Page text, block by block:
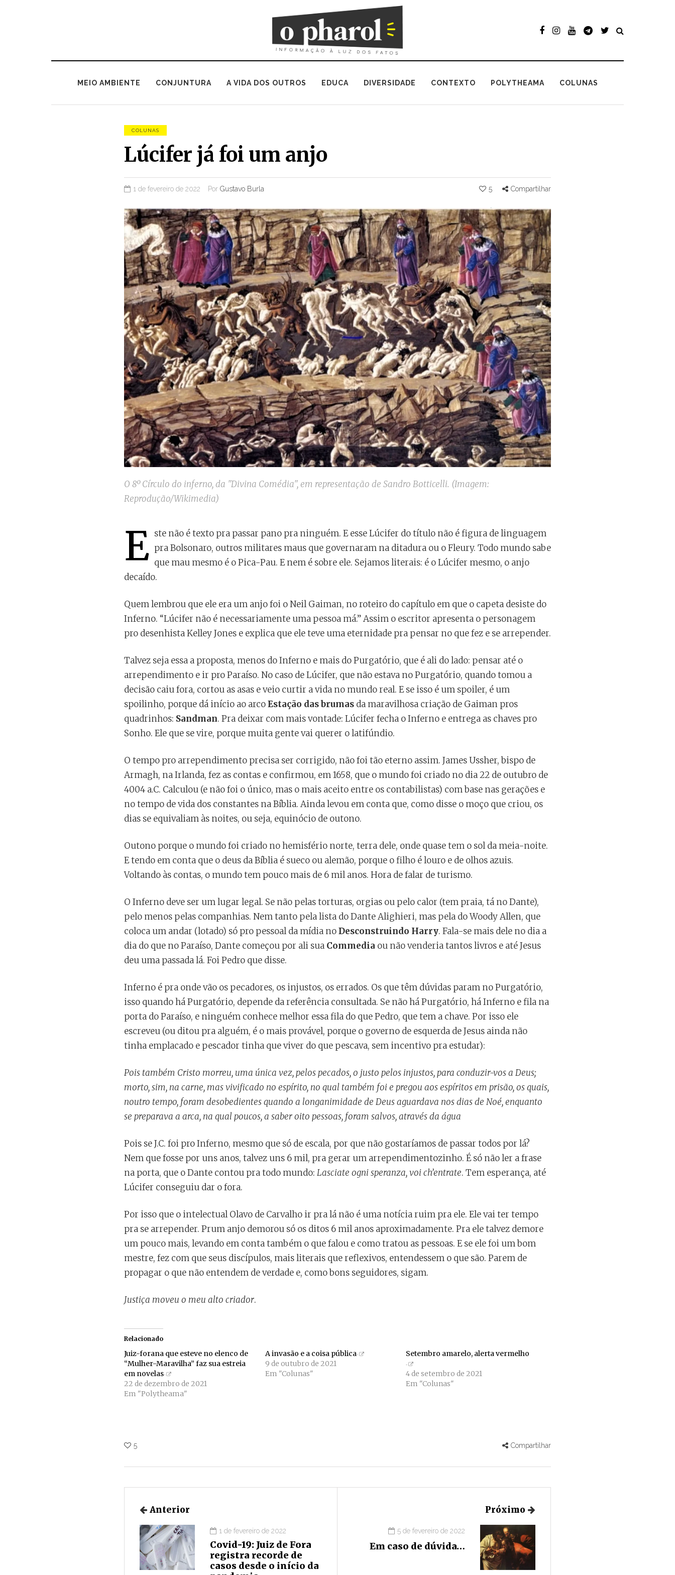
MEIO AMBIENTE CONJUNTURA A VIDA DOS OUTROS EDUCA DIVERSIDADE CONTEXTO POLYTHEAMA COLUNAS
COLUNAS
Lúcifer já foi um anjo
1 de fevereiro de 2022 Por Gustavo Burla 5 Compartilhar
O 8º Círculo do inferno, da "Divina Comédia", em representação de Sandro Botticelli. (Imagem:
Reprodução/Wikimedia)
E ste não é texto pra passar pano pra ninguém. E esse Lúcifer do título não é figura de linguagem
pra Bolsonaro, outros militares maus que governaram na ditadura ou o Fleury. Todo mundo sabe
que mau mesmo é o Pica-Pau. E nem é sobre ele. Sejamos literais: é o Lúcifer mesmo, o anjo
decaído.
Quem lembrou que ele era um anjo foi o Neil Gaiman, no roteiro do capítulo em que o capeta desiste do
Inferno. “Lúcifer não é necessariamente uma pessoa má.” Assim o escritor apresenta o personagem
pro desenhista Kelley Jones e explica que ele teve uma eternidade pra pensar no que fez e se arrepender.
Talvez seja essa a proposta, menos do Inferno e mais do Purgatório, que é ali do lado: pensar até o
arrependimento e ir pro Paraíso. No caso de Lúcifer, que não estava no Purgatório, quando tomou a
decisão caiu fora, cortou as asas e veio curtir a vida no mundo real. E se isso é um spoiler, é um
spoilinho, porque dá início ao arcoEstação das brumas da maravilhosa criação de Gaiman pros
quadrinhos: Sandman. Pra deixar com mais vontade: Lúcifer fecha o Inferno e entrega as chaves pro
Sonho. Ele que se vire, porque muita gente vai querer o latifúndio.
O tempo pro arrependimento precisa ser corrigido, não foi tão eterno assim. James Ussher, bispo de
Armagh, na Irlanda, fez as contas e confirmou, em 1658, que o mundo foi criado no dia 22 de outubro de
4004 a.C. Calculou (e não foi o único, mas o mais aceito entre os contabilistas) com base nas gerações e
no tempo de vida dos constantes na Bíblia. Ainda levou em conta que, como disse o moço que criou, os
dias se equivaliam às noites, ou seja, equinócio de outono.
Outono porque o mundo foi criado no hemisfério norte, terra dele, onde quase tem o sol da meia-noite.
E tendo em conta que o deus da Bíblia é sueco ou alemão, porque o filho é louro e de olhos azuis.
Voltando às contas, o mundo tem pouco mais de 6 mil anos. Hora de falar de turismo.
O Inferno deve ser um lugar legal. Se não pelas torturas, orgias ou pelo calor (tem praia, tá no Dante),
pelo menos pelas companhias. Nem tanto pela lista do Dante Alighieri, mas pela do Woody Allen, que
coloca um andar (lotado) só pro pessoal da mídia noDesconstruindo Harry. Fala-se mais dele no dia a
dia do que no Paraíso, Dante começou por ali sua Commedia ou não venderia tantos livros e até Jesus
deu uma passada lá. Foi Pedro que disse.
Inferno é pra onde vão os pecadores, os injustos, os errados. Os que têm dúvidas param no Purgatório,
isso quando há Purgatório, depende da referência consultada. Se não há Purgatório, há Inferno e fila na
porta do Paraíso, e ninguém conhece melhor essa fila do que Pedro, que tem a chave. Por isso ele
escreveu (ou ditou pra alguém, é o mais provável, porque o governo de esquerda de Jesus ainda não
tinha emplacado e pescador tinha que viver do que pescava, sem incentivo pra estudar):
Pois também Cristo morreu, uma única vez, pelos pecados, o justo pelos injustos, para conduzir-vos a Deus;
morto, sim, na carne, mas vivificado no espírito, no qual também foi e pregou aos espíritos em prisão, os quais,
noutro tempo, foram desobedientes quando a longanimidade de Deus aguardava nos dias de Noé, enquanto
se preparava a arca, na qual poucos, a saber oito pessoas, foram salvos, através da água
Pois se J.C. foi pro Inferno, mesmo que só de escala, por que não gostaríamos de passar todos por lá?
Nem que fosse por uns anos, talvez uns 6 mil, pra gerar um arrependimentozinho. É só não ler a frase
na porta, que o Dante contou pra todo mundo: Lasciate ogni speranza, voi ch’entrate. Tem esperança, até
Lúcifer conseguiu dar o fora.
Por isso que o intelectual Olavo de Carvalho ir pra lá não é uma notícia ruim pra ele. Ele vai ter tempo
pra se arrepender. Prum anjo demorou só os ditos 6 mil anos aproximadamente. Pra ele talvez demore
um pouco mais, levando em conta também o que falou e como tratou as pessoas. E se ele foi um bom
mestre, fez com que seus discípulos, mais literais que reflexivos, entendessem o que são. Parem de
propagar o que não entendem de verdade e, como bons seguidores, sigam.
Justiça moveu o meu alto criador.
Relacionado
Juiz-forana que esteve no elenco de
“Mulher-Maravilha” faz sua estreia
em novelas
22 de dezembro de 2021
Em "Polytheama"
A invasão e a coisa pública
9 de outubro de 2021
Em "Colunas"
Setembro amarelo, alerta vermelho
4 de setembro de 2021
Em "Colunas"
5 Compartilhar
Anterior
1 de fevereiro de 2022
Covid-19: Juiz de Fora
registra recorde de
casos desde o início da
Próximo
5 de fevereiro de 2022
Em caso de dúvida…